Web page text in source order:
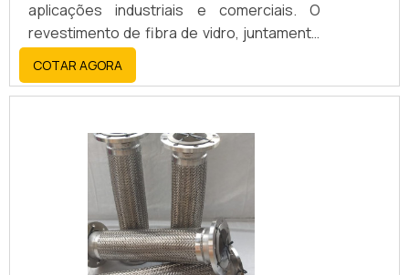
aplicações industriais e comerciais. O
revestimento de fibra de vidro, juntamente
com o aço inoxidável, oferece alta
resistência, durabilidade, flexibilidade e
resistência a altas temperaturas, corrosão
COTAR AGORA